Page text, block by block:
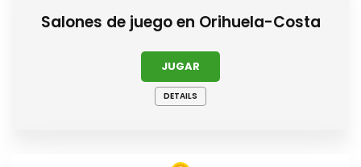
Salones de juego en Orihuela-Costa
JUGAR
DETAILS